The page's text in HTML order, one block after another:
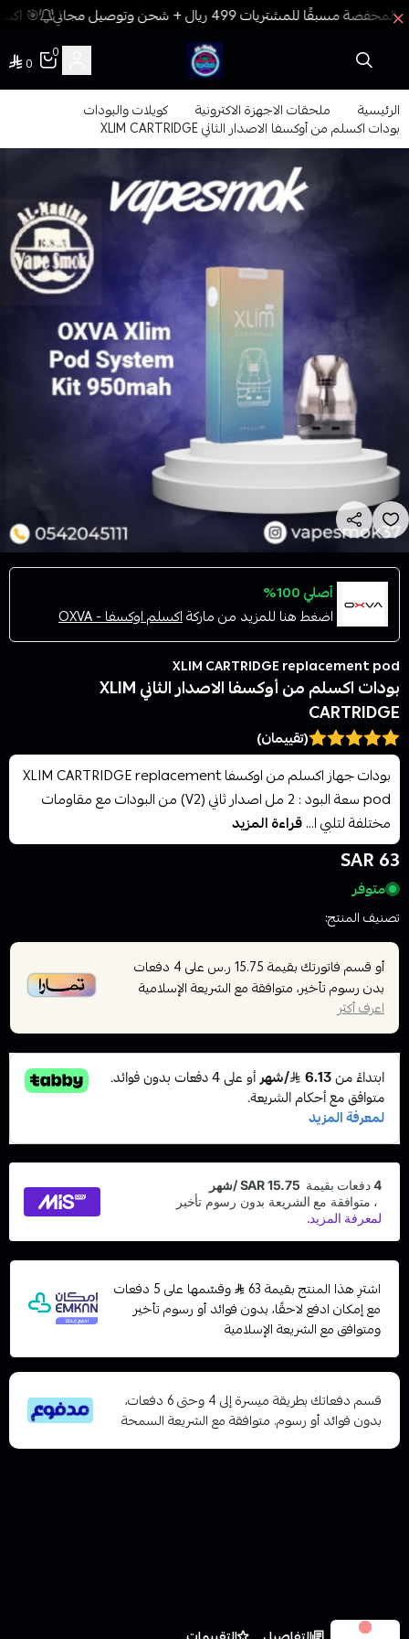
🎯
فيب المدينة
0
0
الرئيسية ملحقات الاجهزة الاكترونية كويلات والبودات
بودات اكسلم من أوكسفا الاصدار الثاني XLIM CARTRIDGE
أصلي 100%
اضغط هنا للمزيد من ماركةاكسلم اوكسفا - OXVA
XLIM CARTRIDGE replacement pod
بودات اكسلم من أوكسفا الاصدار الثاني XLIM
CARTRIDGE
(تقييمان)
بودات جهاز اكسلم من اوكسفا XLIM CARTRIDGE replacement
pod سعة البود : 2 مل اصدار ثاني (V2) من البودات مع مقاومات
مختلفة لتلبي ا...قراءة المزيد
63 SAR
متوفر
تصنيف المنتج:
أو قسم فاتورتك بقيمة 15.75 ر.س على4 دفعات
بدون رسوم تأخير، متوافقة مع الشريعة الإسلامية
اعرف أكثر
اشترِ هذا المنتج بقيمة 63
وقسّمها على 5 دفعات
مع إمكان ادفع لاحقًا، بدون فوائد أو رسوم تأخير
ومتوافق مع الشريعة الإسلامية
قسم دفعاتك بطريقة ميسرة إلى 4 وحتى 6 دفعات،
بدون فوائد أو رسوم. متوافقة مع الشريعة السمحة